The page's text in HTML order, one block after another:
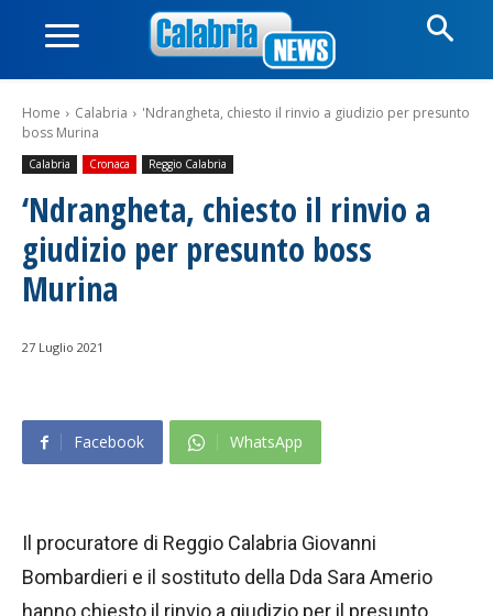
Home Calabria
'Ndrangheta, chiesto il rinvio a giudizio per presunto
boss Murina
Calabria Cronaca Reggio Calabria
‘Ndrangheta, chiesto il rinvio a
giudizio per presunto boss
Murina
27 Luglio 2021
Facebook WhatsApp
Il procuratore di Reggio Calabria Giovanni
Bombardieri e il sostituto della Dda Sara Amerio
hanno chiesto il rinvio a giudizio per il presunto